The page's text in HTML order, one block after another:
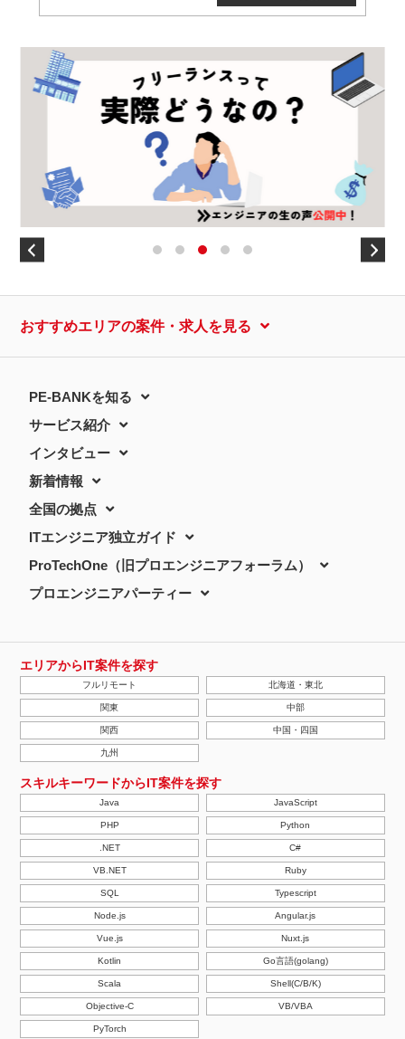
おすすめエリアの案件・求人を見る
PE-BANKを知る
サービス紹介
インタビュー
新着情報
全国の拠点
ITエンジニア独立ガイド
ProTechOne（旧プロエンジニアフォーラム）
プロエンジニアパーティー
エリアからIT案件を探す
フルリモート 北海道・東北
関東 中部
関西 中国・四国
九州
スキルキーワードからIT案件を探す
Java JavaScript
PHP Python
.NET C#
VB.NET Ruby
SQL Typescript
Node.js Angular.js
Vue.js Nuxt.js
Kotlin Go言語(golang)
Scala Shell(C/B/K)
Objective-C VB/VBA
PyTorch